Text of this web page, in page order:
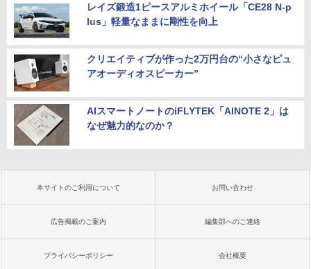
レイズ鍛造1ピースアルミホイール「CE28 N-p
lus」軽量なままに剛性を向上
クリエイティブが作った2万円台の“小さなピュ
アオーディオスピーカー”
AIスマートノートのiFLYTEK「AINOTE 2」は
なぜ魅力的なのか？
本サイトのご利用について お問い合わせ
広告掲載のご案内 編集部へのご連絡
プライバシーポリシー 会社概要